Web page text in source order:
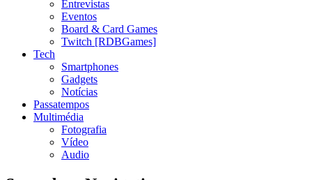
Entrevistas
Eventos
Board & Card Games
Twitch [RDBGames]
Tech
Smartphones
Gadgets
Notícias
Passatempos
Multimédia
Fotografia
Vídeo
Audio